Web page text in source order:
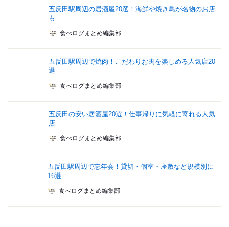
五反田駅周辺の居酒屋20選！海鮮や焼き鳥が名物のお店
も
食べログまとめ編集部
五反田駅周辺で焼肉！こだわりお肉を楽しめる人気店20
選
食べログまとめ編集部
五反田の安い居酒屋20選！仕事帰りに気軽に寄れる人気
店
食べログまとめ編集部
五反田駅周辺で忘年会！貸切・個室・座敷など規模別に
16選
食べログまとめ編集部